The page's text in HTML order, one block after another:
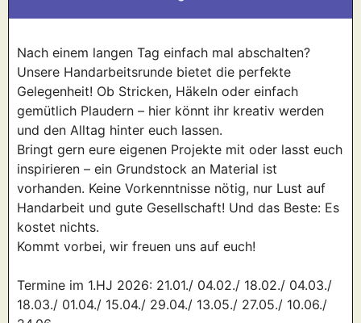
Nach einem langen Tag einfach mal abschalten?
Unsere Handarbeitsrunde bietet die perfekte
Gelegenheit! Ob Stricken, Häkeln oder einfach
gemütlich Plaudern – hier könnt ihr kreativ werden
und den Alltag hinter euch lassen.
Bringt gern eure eigenen Projekte mit oder lasst euch
inspirieren – ein Grundstock an Material ist
vorhanden. Keine Vorkenntnisse nötig, nur Lust auf
Handarbeit und gute Gesellschaft! Und das Beste: Es
kostet nichts.
Kommt vorbei, wir freuen uns auf euch!
Termine im 1.HJ 2026: 21.01./ 04.02./ 18.02./ 04.03./
18.03./ 01.04./ 15.04./ 29.04./ 13.05./ 27.05./ 10.06./